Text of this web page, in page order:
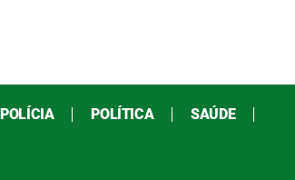
POLÍCIA POLÍTICA SAÚDE